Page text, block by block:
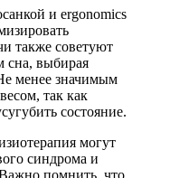
и ergonomics
также советуют
сна, выбирая
менее значимым
так как
состояние.
могут
синдрома и
помнить, что